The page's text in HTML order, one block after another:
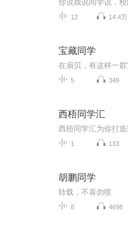
12 14.4万
宝藏同学
5 349
西梧同学汇
1 133
胡鹏同学
转载，不喜勿喷
8 4698